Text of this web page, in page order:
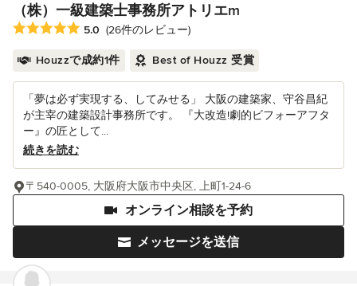
（株）一級建築士事務所アトリエm
平均評価：5つ星中 星5
5.0 (26件のレビュー)
Houzzで成約1件 Best of Houzz 受賞
「夢は必ず実現する、してみせる」 大阪の建築家、守谷昌紀
が主宰の建築設計事務所です。 『大改造!劇的ビフォーアフタ
ー』の匠として...
続きを読む
メッセージを送信
オンライン相談を予約
〒540-0005, 大阪府大阪市中央区, 上町1-24-6